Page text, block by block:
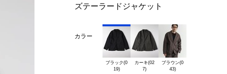
ズテーラードジャケット
カラー
ブラック(0
19)
カーキ(02
ブラウン(0
43)